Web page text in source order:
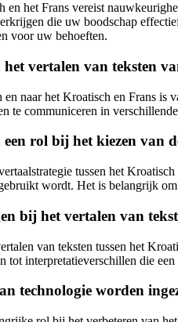
en het Frans vereist
die uw boodschap
voor uw behoeften.
vertalen van teksten
naar het Kroatisch en Frans is
te communiceren in
een rol bij het kiezen van
tussen het
wordt. Het is belangrijk
bij het vertalen van
van teksten tussen het
tot interpretatieverschillen die
technologie worden